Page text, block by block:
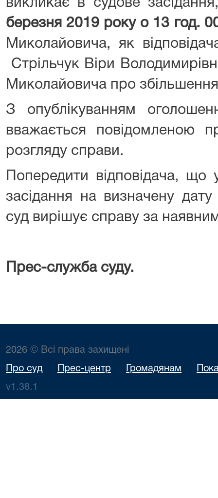
викликає в судове
березня 2019 року о 13 год. 0
Миколайовича, як
Стрільчук Віри
Миколайовича про збільшення
З опублікуванням
вважається повідомленою
розгляду справи.
Попередити відповідача,
засідання на визначену
суд вирішує справу за
Прес-служба суду.
2026 © Всі права захищені
Про суд Прес-центр Громадянам
v1.38.1